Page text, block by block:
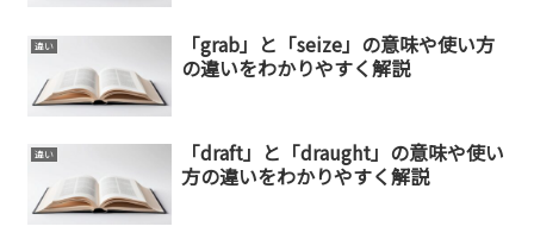
違い
「grab」と「seize」の意味や使い方
の違いをわかりやすく解説
違い
「draft」と「draught」の意味や使い
方の違いをわかりやすく解説